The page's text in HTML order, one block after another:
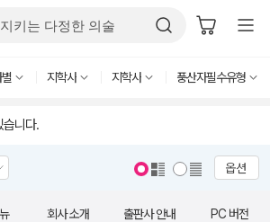
지학사 지학사 풍산자필수유형
습니다.
옵션
회사 소개 출판사 안내 PC 버전